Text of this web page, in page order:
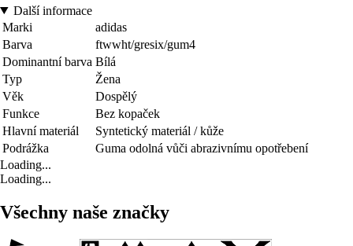
Další informace
Marki
adidas
Barva
ftwwht/gresix/gum4
Dominantní barva Bílá
Typ
Žena
Věk
Dospělý
Funkce
Bez kopaček
Hlavní materiál
Syntetický materiál / kůže
Podrážka
Guma odolná vůči abrazivnímu opotřebení
Loading...
Loading...
Všechny naše značky